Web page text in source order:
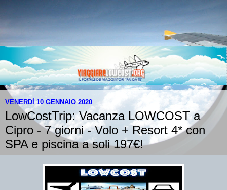
VENERDÌ 10 GENNAIO 2020
LowCostTrip: Vacanza LOWCOST a
Cipro - 7 giorni - Volo + Resort 4* con
SPA e piscina a soli 197€!